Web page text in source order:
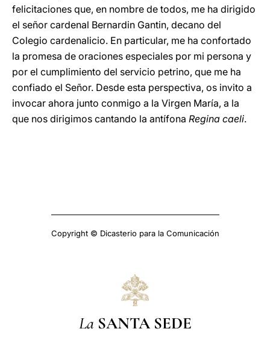
felicitaciones que, en nombre de todos, me ha dirigido
el señor cardenal Bernardin Gantin, decano del
Colegio cardenalicio. En particular, me ha confortado
la promesa de oraciones especiales por mi persona y
por el cumplimiento del servicio petrino, que me ha
confiado el Señor. Desde esta perspectiva, os invito a
invocar ahora junto conmigo a la Virgen María, a la
que nos dirigimos cantando la antífona Regina caeli.
Copyright © Dicasterio para la Comunicación
La SANTA SEDE